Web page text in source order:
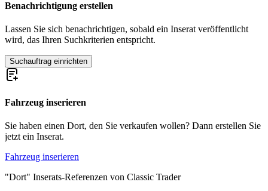
Benachrichtigung erstellen
Lassen Sie sich benachrichtigen, sobald ein Inserat veröffentlicht
wird, das Ihren Suchkriterien entspricht.
Suchauftrag einrichten
Fahrzeug inserieren
Sie haben einen Dort, den Sie verkaufen wollen? Dann erstellen Sie
jetzt ein Inserat.
Fahrzeug inserieren
"Dort" Inserats-Referenzen von Classic Trader